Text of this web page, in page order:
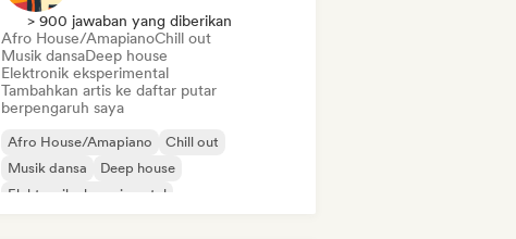
> 900 jawaban yang diberikan
Afro House/AmapianoChill out
Musik dansaDeep house
Elektronik eksperimental
Tambahkan artis ke daftar putar
berpengaruh saya
Afro House/Amapiano
Chill out
Musik dansa
Deep house
Elektronik eksperimental